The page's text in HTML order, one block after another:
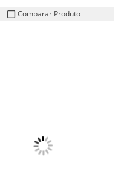
Comparar Produto